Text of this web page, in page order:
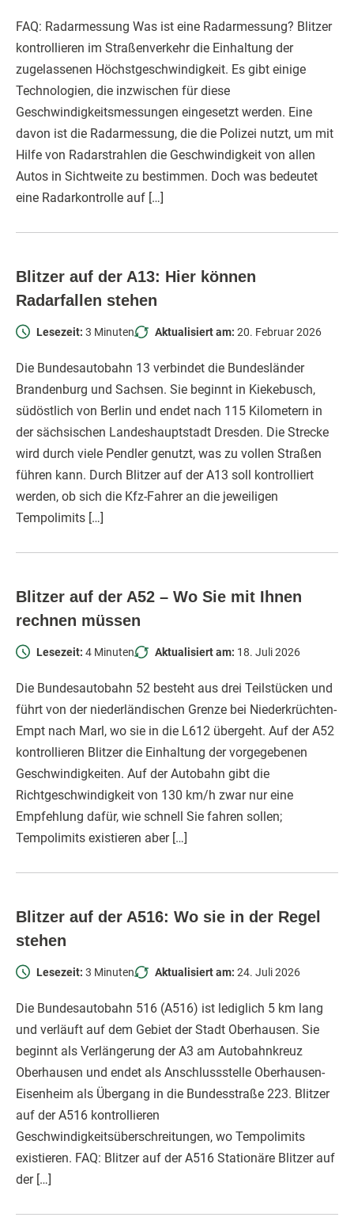
FAQ: Radarmessung Was ist eine Radarmessung? Blitzer
kontrollieren im Straßenverkehr die Einhaltung der
zugelassenen Höchstgeschwindigkeit. Es gibt einige
Technologien, die inzwischen für diese
Geschwindigkeitsmessungen eingesetzt werden. Eine
davon ist die Radarmessung, die die Polizei nutzt, um mit
Hilfe von Radarstrahlen die Geschwindigkeit von allen
Autos in Sichtweite zu bestimmen. Doch was bedeutet
eine Radarkontrolle auf […]
Blitzer auf der A13: Hier können
Radarfallen stehen
Lesezeit: 3 Minuten Aktualisiert am: 20. Februar 2026
Die Bundesautobahn 13 verbindet die Bundesländer
Brandenburg und Sachsen. Sie beginnt in Kiekebusch,
südöstlich von Berlin und endet nach 115 Kilometern in
der sächsischen Landeshauptstadt Dresden. Die Strecke
wird durch viele Pendler genutzt, was zu vollen Straßen
führen kann. Durch Blitzer auf der A13 soll kontrolliert
werden, ob sich die Kfz-Fahrer an die jeweiligen
Tempolimits […]
Blitzer auf der A52 – Wo Sie mit Ihnen
rechnen müssen
Lesezeit: 4 Minuten Aktualisiert am: 18. Juli 2026
Die Bundesautobahn 52 besteht aus drei Teilstücken und
führt von der niederländischen Grenze bei Niederkrüchten-
Empt nach Marl, wo sie in die L612 übergeht. Auf der A52
kontrollieren Blitzer die Einhaltung der vorgegebenen
Geschwindigkeiten. Auf der Autobahn gibt die
Richtgeschwindigkeit von 130 km/h zwar nur eine
Empfehlung dafür, wie schnell Sie fahren sollen;
Tempolimits existieren aber […]
Blitzer auf der A516: Wo sie in der Regel
stehen
Lesezeit: 3 Minuten Aktualisiert am: 24. Juli 2026
Die Bundesautobahn 516 (A516) ist lediglich 5 km lang
und verläuft auf dem Gebiet der Stadt Oberhausen. Sie
beginnt als Verlängerung der A3 am Autobahnkreuz
Oberhausen und endet als Anschlussstelle Oberhausen-
Eisenheim als Übergang in die Bundesstraße 223. Blitzer
auf der A516 kontrollieren
Geschwindigkeitsüberschreitungen, wo Tempolimits
existieren. FAQ: Blitzer auf der A516 Stationäre Blitzer auf
der […]